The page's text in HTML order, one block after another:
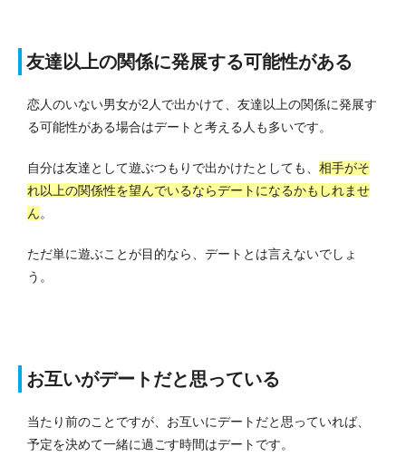
友達以上の関係に発展する可能性がある
恋人のいない男女が2人で出かけて、友達以上の関係に発展す
る可能性がある場合はデートと考える人も多いです。
自分は友達として遊ぶつもりで出かけたとしても、 相手がそ
れ以上の関係性を望んでいるならデートになるかもしれませ
ん。
ただ単に遊ぶことが目的なら、デートとは言えないでしょ
う。
お互いがデートだと思っている
当たり前のことですが、お互いにデートだと思っていれば、
予定を決めて一緒に過ごす時間はデートです。